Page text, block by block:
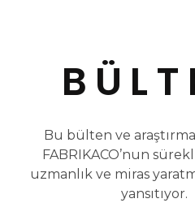
Bu bülten ve
FABRIKACO’nun
uzmanlık ve miras
yansıtıyor.